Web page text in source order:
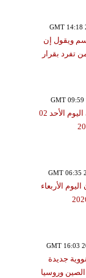
ويقول إن
تفرد بقرار
سعر الذهب في سلطنة عمان اليوم الأحد 02
الأربعاء
جديدة
وروسيا